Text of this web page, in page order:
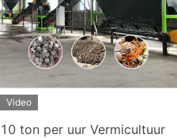
Video
10 ton per uur Vermicultuur